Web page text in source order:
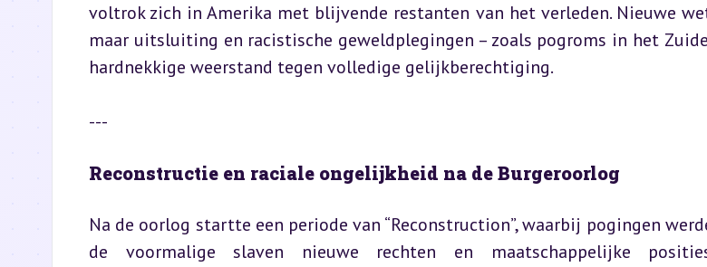
voltrok zich in Amerika met blijvende restanten van het verleden. Nieuwe
maar uitsluiting en racistische geweldplegingen – zoals pogroms in het
hardnekkige weerstand tegen volledige gelijkberechtiging.
---
Reconstructie en raciale ongelijkheid na de Burgeroorlog
Na de oorlog startte een periode van “Reconstruction”, waarbij pogingen
de voormalige slaven nieuwe rechten en maatschappelijke